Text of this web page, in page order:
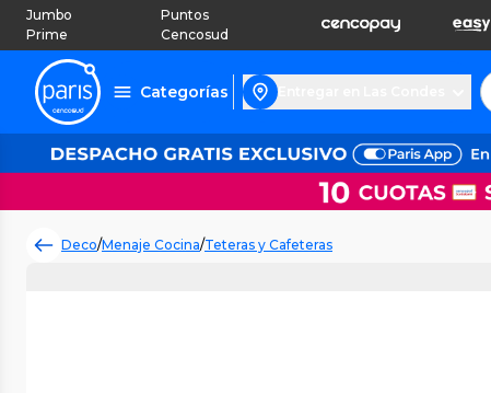
Jumbo
Prime
Puntos
Cencosud
Categorías
Deco/Menaje Cocina/Teteras y Cafeteras